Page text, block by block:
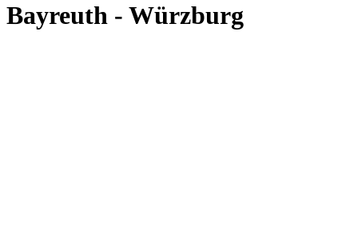
Bayreuth - Würzburg